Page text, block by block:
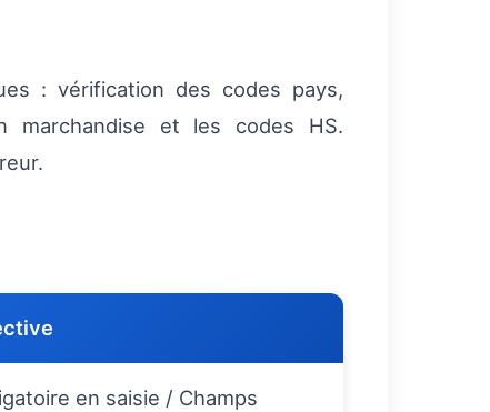
: vérification des codes pays,
marchandise et les codes HS.
en saisie / Champs